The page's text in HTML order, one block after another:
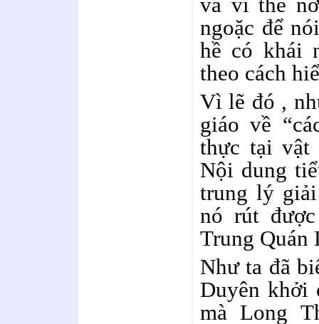
ngoặc để
hề có khái
theo cách
Vì lẽ đó ,
giáo về
thực tại
Nội dung
trung lý
nó rút
Trung Quán
Như ta đã
Duyên khởi
mà Long